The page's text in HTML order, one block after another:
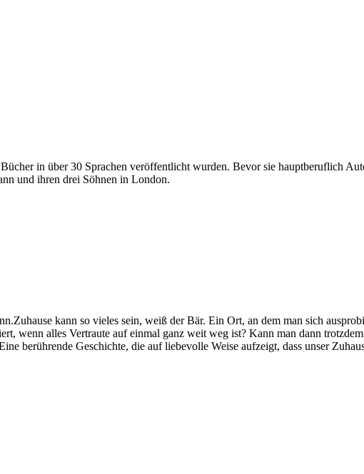
in über 30 Sprachen veröffentlicht wurden. Bevor sie hauptberuflich
und ihren drei Söhnen in London.
kann so vieles sein, weiß der Bär. Ein Ort, an dem man sich
wenn alles Vertraute auf einmal ganz weit weg ist? Kann man dann
berührende Geschichte, die auf liebevolle Weise aufzeigt, dass unser